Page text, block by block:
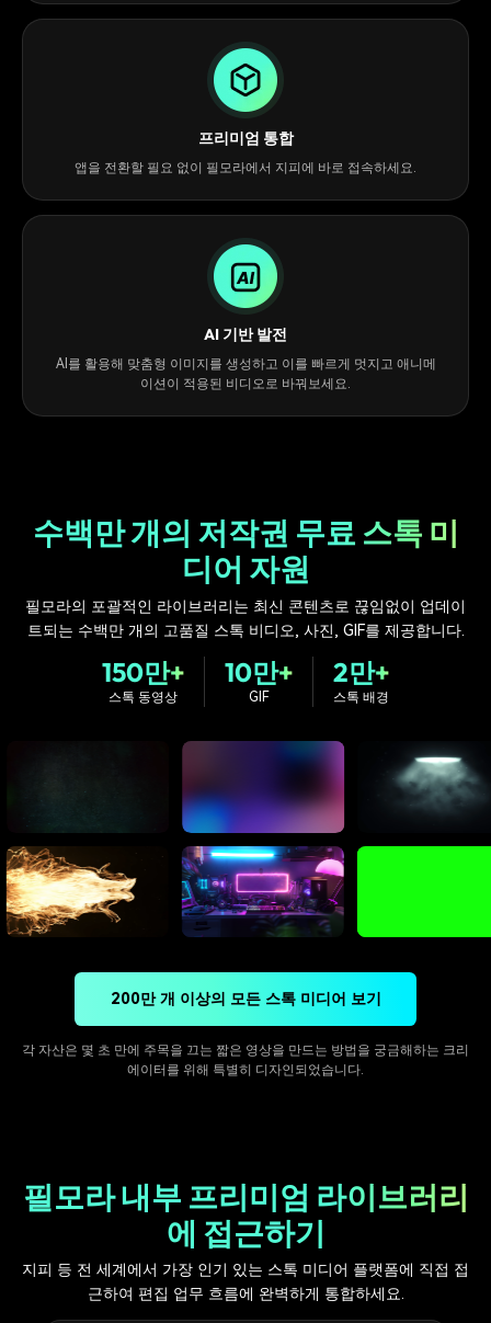
프리미엄 통합
앱을 전환할 필요 없이 필모라에서 지피에 바로 접속하세요.
AI 기반 발전
AI를 활용해 맞춤형 이미지를 생성하고 이를 빠르게 멋지고 애니메
이션이 적용된 비디오로 바꿔보세요.
수백만 개의 저작권 무료 스톡 미
디어 자원
필모라의 포괄적인 라이브러리는 최신 콘텐츠로 끊임없이 업데이
트되는 수백만 개의 고품질 스톡 비디오, 사진, GIF를 제공합니다.
150만+
스톡 동영상
10만+
GIF
2만+
스톡 배경
200만 개 이상의 모든 스톡 미디어 보기
각 자산은 몇 초 만에 주목을 끄는 짧은 영상을 만드는 방법을 궁금해하는 크리
에이터를 위해 특별히 디자인되었습니다.
필모라 내부 프리미엄 라이브러리
에 접근하기
지피 등 전 세계에서 가장 인기 있는 스톡 미디어 플랫폼에 직접 접
근하여 편집 업무 흐름에 완벽하게 통합하세요.